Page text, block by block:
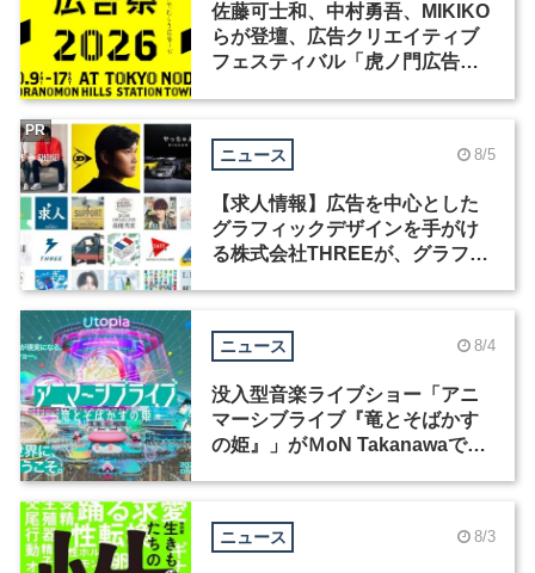
佐藤可士和、中村勇吾、MIKIKO
らが登壇、広告クリエイティブ
フェスティバル「虎ノ門広告
ニュース 8/5
【求人情報】広告を中心とした
グラフィックデザインを手がけ
る株式会社THREEが、グラフィ
PR
ニュース 8/4
没入型音楽ライブショー「アニ
マーシブライブ『竜とそばかす
の姫』」がＭoN Takanawaで開
ニュース 8/3